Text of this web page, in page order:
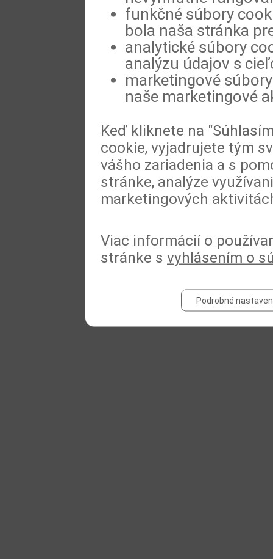
funkčné súbory
bola naša stránka
analytické súbory
analýzu údajov s
marketingové
naše marketingové
Keď kliknete na
cookie, vyjadrujete tým
vášho zariadenia a s
stránke, analýze
marketingových
Viac informácií o
stránke s vyhlásením o
Podrobné